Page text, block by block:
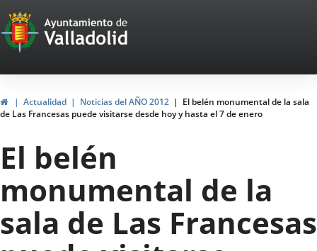
Portal
Web
del
Ayuntamiento
de
Valladolid
InicioActualidad Noticias del AÑO 2012
El belén monumental de la sala
de Las Francesas puede visitarse desde hoy y hasta el 7 de enero
El belén
monumental de la
sala de Las Francesas